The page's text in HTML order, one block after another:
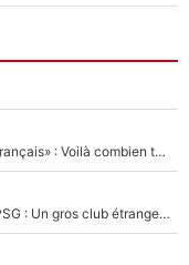
«C'est un beau salaire par rapport à 90 % des Français» : Voilà combien touchait Nelson Monfort sur France Télévisions avant de rejoindre CNews
Ferran Torres a pris sa décision concernant le PSG : Un gros club étranger prêt à relancer le feuilleton pour la signature du champion du monde 2026 !